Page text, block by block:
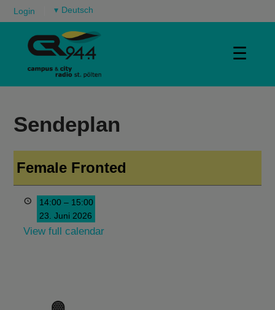
Login ▾
☰
Sendeplan
Female Fronted
14:00 – 15:00
23. Juni 2026
View full calendar